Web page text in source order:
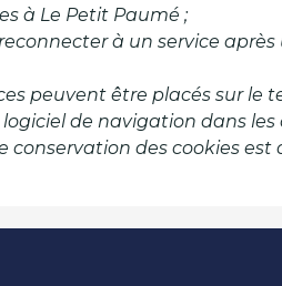
à Le Petit Paumé ;
à un service
peuvent être placés sur le
logiciel de navigation dans
des cookies est